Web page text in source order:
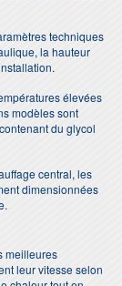
techniques
la hauteur
élevées
modèles sont
du glycol
central, les
dimensionnées
meilleures
leur vitesse selon